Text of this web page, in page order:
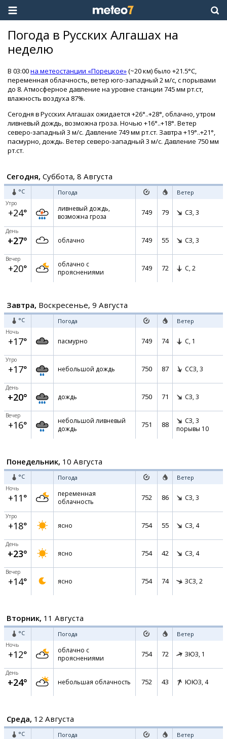
Погода в Русских Алгашах на
неделю
В 03:00на метеостанции «Порецкое»(~20 км) было +21.5°C,
переменная облачность, ветер юго-западный 2 м/с, с порывами
до 8. Атмосферное давление на уровне станции 745 мм рт.ст,
влажность воздуха 87%.
Сегодня в Русских Алгашах ожидается +26°..+28°, облачно, утром
ливневый дождь, возможна гроза. Ночью +16°..+18°. Ветер
северо-западный 3 м/с. Давление 749 мм рт.ст. Завтра +19°..+21°,
пасмурно, дождь. Ветер северо-западный 3 м/с. Давление 750 мм
рт.ст.
Сегодня, Суббота, 8 Августа
°C Погода Ветер
Утро
+24°
ливневый дождь,
возможна гроза
749 79 СЗ, 3
День
+27° облачно 749 55 СЗ, 3
Вечер
+20°
облачно с
прояснениями
749 72 С, 2
Завтра, Воскресенье, 9 Августа
°C Погода Ветер
Ночь
+17° пасмурно 749 74 С, 1
Утро
+17° небольшой дождь 750 87 ССЗ, 3
День
+20° дождь 750 71 СЗ, 3
Вечер
+16°
небольшой ливневый
дождь
751 88 СЗ, 3
порывы 10
Понедельник, 10 Августа
°C Погода Ветер
Ночь
+11°
переменная
облачность
752 86 СЗ, 3
Утро
+18° ясно 754 55 СЗ, 4
День
+23° ясно 754 42 СЗ, 4
Вечер
+14° ясно 754 74 ЗСЗ, 2
Вторник, 11 Августа
°C Погода Ветер
Ночь
+12°
облачно с
прояснениями
754 72 ЗЮЗ, 1
День
+24° небольшая облачность 752 43 ЮЮЗ, 4
Среда, 12 Августа
°C Погода Ветер